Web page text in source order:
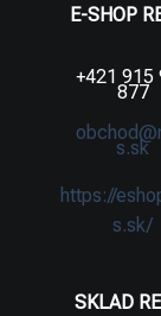
E-SHOP
+421 915
877
s.sk
https://
s.sk/
SKLAD